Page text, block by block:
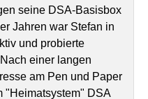
seine DSA-Basisbox
Jahren war Stefan in
und probierte
einer langen
am Pen und Paper
"Heimatsystem" DSA